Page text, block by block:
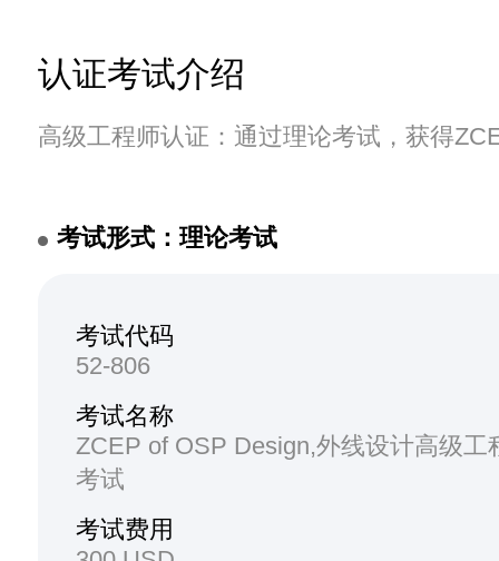
认证考试介绍
高级工程师认证：通过理论考试，获得
考试形式：理论考试
考试代码
52-806
考试名称
ZCEP of OSP Design,外线设计高级工
考试
考试费用